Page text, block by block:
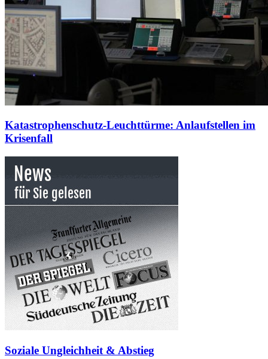
Katastrophenschutz-Leuchttürme: Anlaufstellen im
Krisenfall
Soziale Ungleichheit & Abstieg